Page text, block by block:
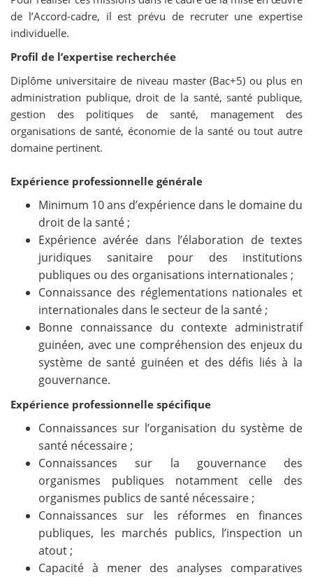
de l’Accord-cadre, il est prévu de recruter une expertise
individuelle.
Profil de l’expertise recherchée
Diplôme universitaire de niveau master (Bac+5) ou plus en
administration publique, droit de la santé, santé publique,
gestion des politiques de santé, management des
organisations de santé, économie de la santé ou tout autre
domaine pertinent.
Expérience professionnelle générale
Minimum 10 ans d’expérience dans le domaine du
droit de la santé ;
Expérience avérée dans l’élaboration de textes
juridiques sanitaire pour des institutions
publiques ou des organisations internationales ;
Connaissance des réglementations nationales et
internationales dans le secteur de la santé ;
Bonne connaissance du contexte administratif
guinéen, avec une compréhension des enjeux du
système de santé guinéen et des défis liés à la
gouvernance.
Expérience professionnelle spécifique
Connaissances sur l’organisation du système de
santé nécessaire ;
Connaissances sur la gouvernance des
organismes publiques notamment celle des
organismes publics de santé nécessaire ;
Connaissances sur les réformes en finances
publiques, les marchés publics, l’inspection un
atout ;
Capacité à mener des analyses comparatives